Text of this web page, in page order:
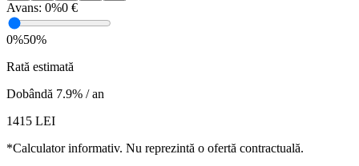
Avans: 0%0 €
0%50%
Rată estimată
Dobândă 7.9% / an
1415 LEI
*Calculator informativ. Nu reprezintă o ofertă contractuală.